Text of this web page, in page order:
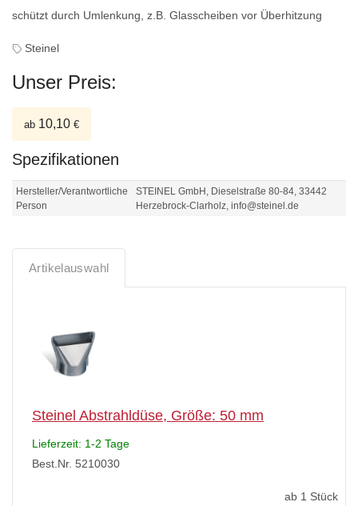
schützt durch Umlenkung, z.B. Glasscheiben vor Überhitzung
Steinel
Unser Preis:
ab 10,10 €
Spezifikationen
Hersteller/Verantwortliche
Person
STEINEL GmbH, Dieselstraße 80-84, 33442
Herzebrock-Clarholz, info@steinel.de
Artikelauswahl
Steinel Abstrahldüse, Größe: 50 mm
Lieferzeit: 1-2 Tage
Best.Nr. 5210030
ab 1 Stück